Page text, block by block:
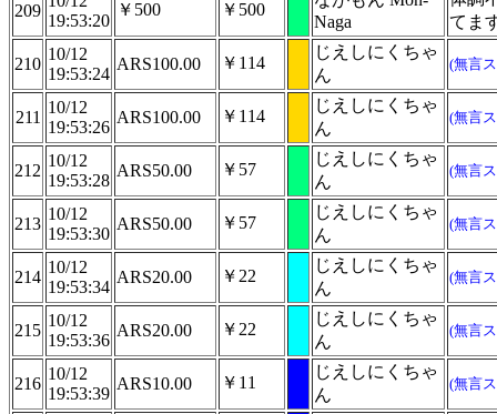
209
19:53:20
￥500 ￥500
Naga
てま
210
10/12
19:53:24
ARS100.00 ￥114
じえしにくちゃ
ん
(無言
211
10/12
19:53:26
ARS100.00 ￥114
じえしにくちゃ
ん
(無言
212
10/12
19:53:28
ARS50.00 ￥57
じえしにくちゃ
ん
(無言
213
10/12
19:53:30
ARS50.00 ￥57
じえしにくちゃ
ん
(無言
214
10/12
19:53:34
ARS20.00 ￥22
じえしにくちゃ
ん
(無言
215
10/12
19:53:36
ARS20.00 ￥22
じえしにくちゃ
ん
(無言
216
10/12
19:53:39
ARS10.00 ￥11
じえしにくちゃ
ん
(無言